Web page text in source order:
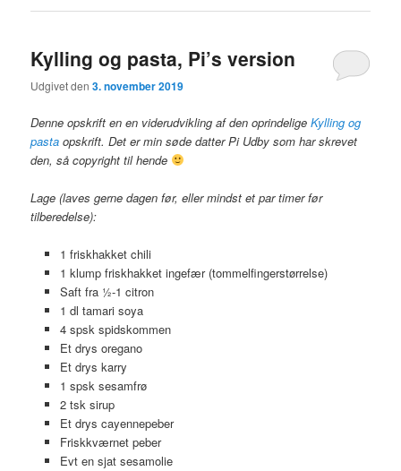
Kylling og pasta, Pi’s version
Udgivet den3. november 2019
Denne opskrift en en viderudvikling af den oprindeligeKylling og
pasta opskrift. Det er min søde datter Pi Udby som har skrevet
den, så copyright til hende
Lage (laves gerne dagen før, eller mindst et par timer før
tilberedelse):
1 friskhakket chili
1 klump friskhakket ingefær (tommelfingerstørrelse)
Saft fra ½-1 citron
1 dl tamari soya
4 spsk spidskommen
Et drys oregano
Et drys karry
1 spsk sesamfrø
2 tsk sirup
Et drys cayennepeber
Friskkværnet peber
Evt en sjat sesamolie